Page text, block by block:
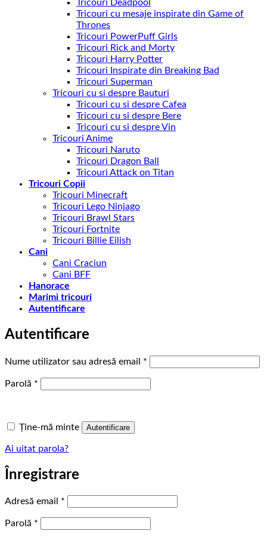
Tricouri Deadpool
Tricouri cu mesaje inspirate din Game of
Thrones
Tricouri PowerPuff Girls
Tricouri Rick and Morty
Tricouri Harry Potter
Tricouri Inspirate din Breaking Bad
Tricouri Superman
Tricouri cu si despre Bauturi
Tricouri cu si despre Cafea
Tricouri cu si despre Bere
Tricouri cu si despre Vin
Tricouri Anime
Tricouri Naruto
Tricouri Dragon Ball
Tricouri Attack on Titan
Tricouri Copii
Tricouri Minecraft
Tricouri Lego Ninjago
Tricouri Brawl Stars
Tricouri Fortnite
Tricouri Billie Eilish
Cani
Cani Craciun
Cani BFF
Hanorace
Marimi tricouri
Autentificare
Autentificare
Nume utilizator sau adresă email *
Parolă *
Ține-mă minte Autentificare
Ai uitat parola?
Înregistrare
Adresă email *
Parolă *